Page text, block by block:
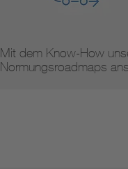
Mit dem Know-How
Normungsroadmaps